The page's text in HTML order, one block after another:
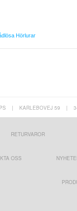
Hörlurar
| KARLEBOVEJ 59 |
RETURVAROR
OSS